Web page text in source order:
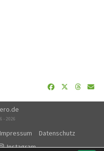
- 2026
Impressum
Datenschutz
Instagram